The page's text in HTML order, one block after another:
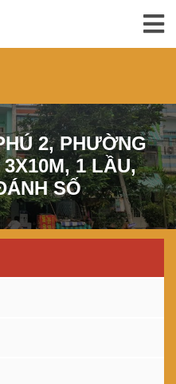
2, PHƯỜNG
1 LẦU,
SỐ